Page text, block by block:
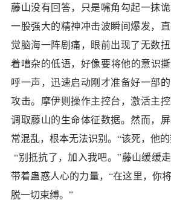
藤山没有回答，只是嘴角勾起一抹诡
一股强大的精神冲击波瞬间爆发，
觉脑海一阵剧痛，眼前出现了无数
着嘈杂的低语，好像要将他的意识
呼一声，迅速启动刚才准备好一部
攻击。摩伊则操作主控台，激活主
调取藤山的生命体征数据。然而，
常混乱，根本无法识别。“该死，他
“别抵抗了，加入我吧。”藤山缓缓
带着蛊惑人心的力量，“在这里，你
脱一切束缚。”